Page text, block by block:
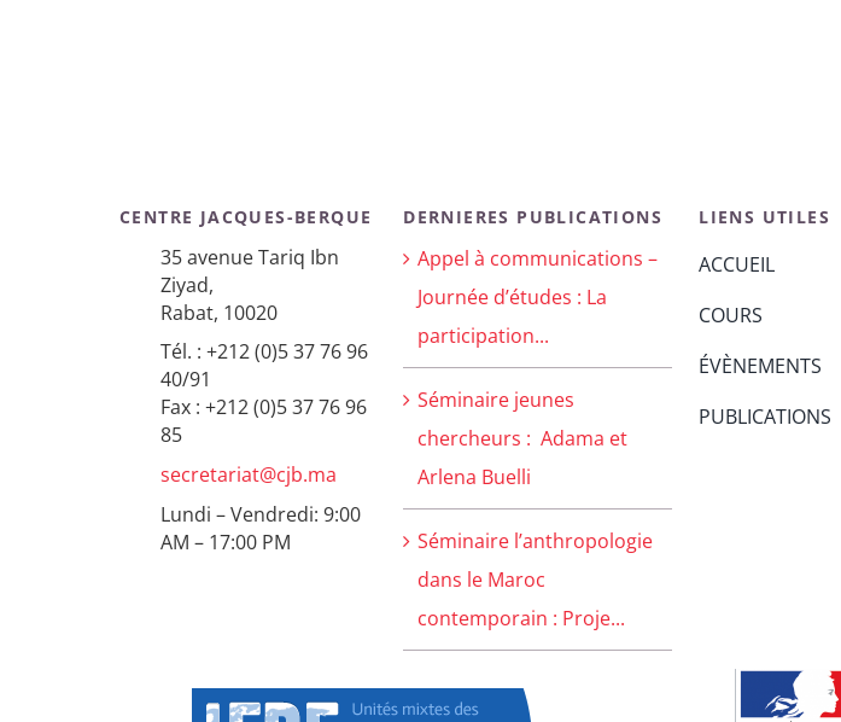
CENTRE JACQUES-BERQUE
35 avenue Tariq Ibn
Ziyad,
Rabat, 10020
Tél. : +212 (0)5 37 76 96
40/91
Fax : +212 (0)5 37 76 96
85
secretariat@cjb.ma
Lundi – Vendredi: 9:00
AM – 17:00 PM
DERNIERES PUBLICATIONS
Appel à communications –
Journée d’études : La
participation...
Séminaire jeunes
chercheurs : Adama et
Arlena Buelli
Séminaire l’anthropologie
dans le Maroc
contemporain : Proje...
LIENS UTILES
ACCUEIL
COURS
ÉVÈNEMENTS
PUBLICATIONS